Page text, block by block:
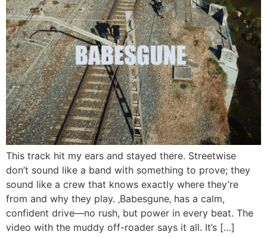
This track hit my ears and stayed there. Streetwise
don’t sound like a band with something to prove; they
sound like a crew that knows exactly where they’re
from and why they play. ‚Babesgune‚ has a calm,
confident drive—no rush, but power in every beat. The
video with the muddy off-roader says it all. It’s […]